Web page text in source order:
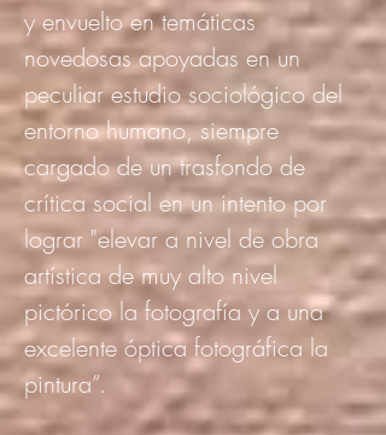
y envuelto en temáticas
novedosas apoyadas en un
peculiar estudio sociológico del
entorno humano, siempre
cargado de un trasfondo de
crítica social en un intento por
lograr "elevar a nivel de obra
artística de muy alto nivel
pictórico la fotografía y a una
excelente óptica fotográfica la
pintura”.